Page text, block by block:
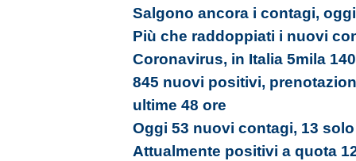
Salgono ancora i contagi,
Più che raddoppiati i nuovi
Coronavirus, in Italia 5mila
845 nuovi positivi,
ultime 48 ore
Oggi 53 nuovi contagi, 13
Attualmente positivi a quota